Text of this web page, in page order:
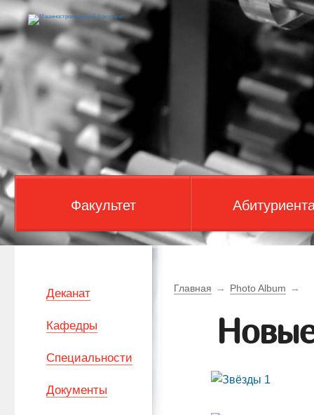
Факультет
Главная → Photo Album →
Деканат
Кафедры
Специальности
Документы